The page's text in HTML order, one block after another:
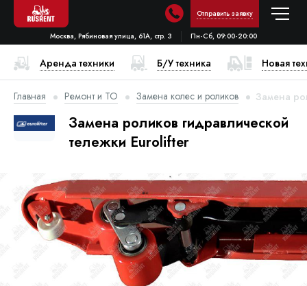
Отправить заявку
Москва, Рябиновая улица, 61А, стр. 3 Пн-Сб, 09:00-20:00
Аренда техники Б/У техника Новая
Главная Ремонт и ТО Замена колес и роликов Замена
Замена роликов гидравлической
тележки Eurolifter